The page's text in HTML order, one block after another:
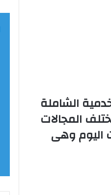
الشاملة
المجالات
اليوم وهى